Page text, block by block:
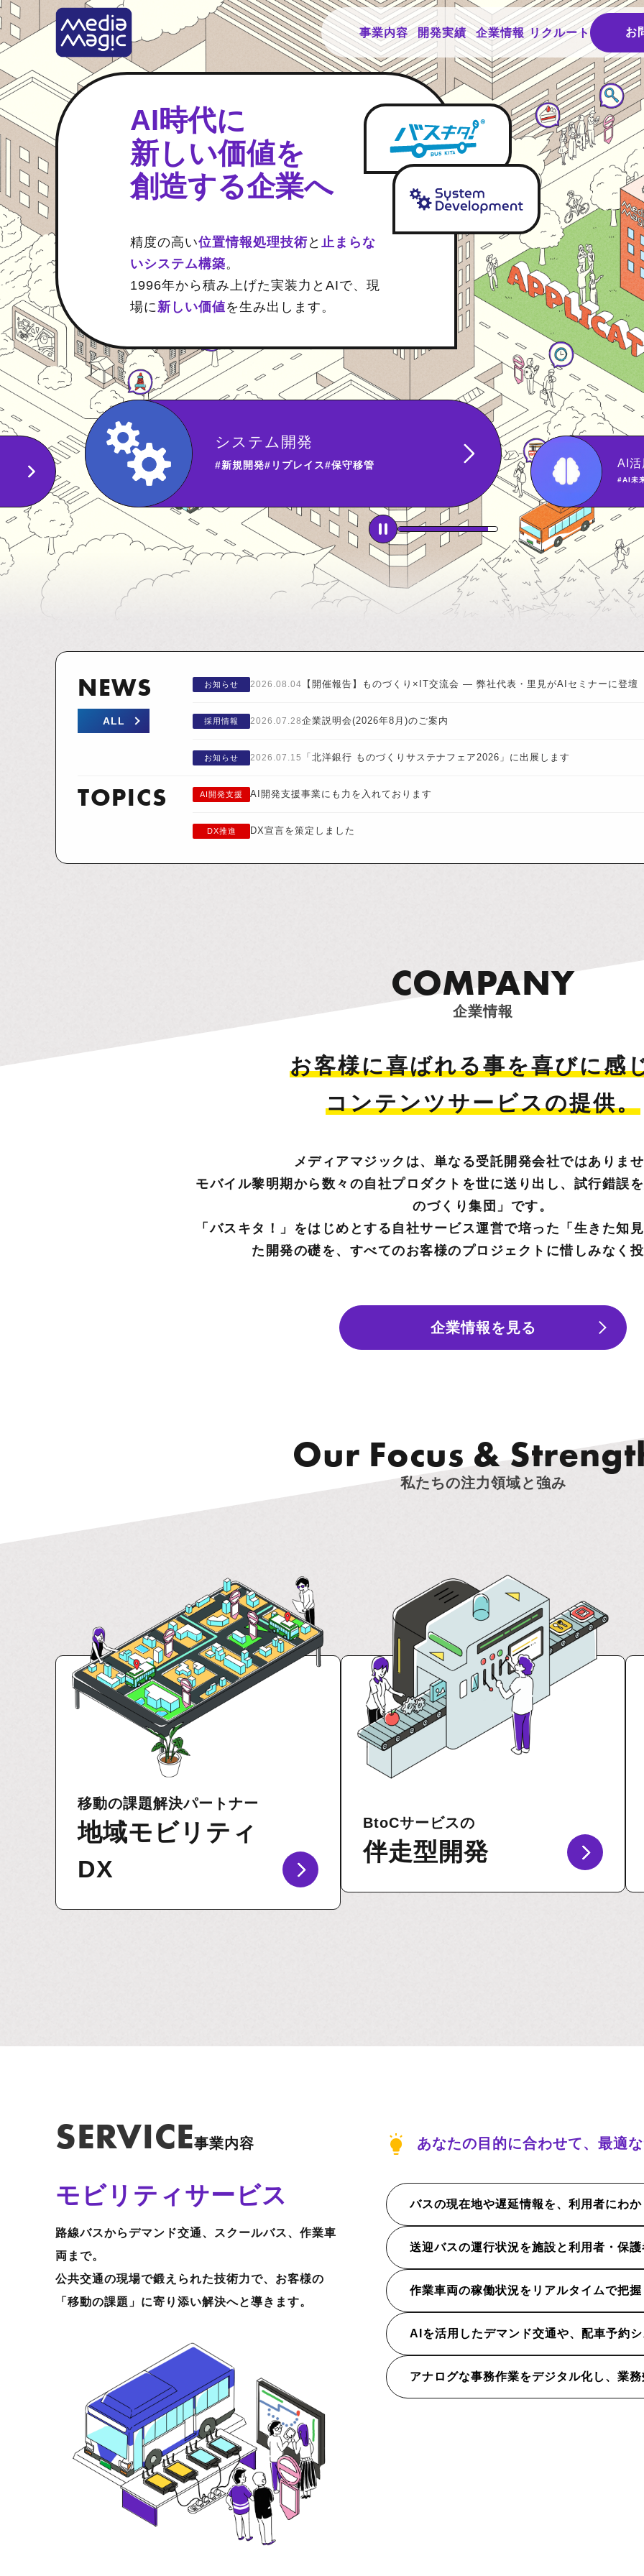
事業内容 開発実績 企業情報 リクルート お
AI時代に
新しい価値を
創造する企業へ
精度の高い位置情報処理技術と 止まらな
いシステム構築。
1996年から積み上げた実装力とAIで、現
場に新しい価値を生み出します。
AI活用支援
#AI未来共創室 VR
#VR-
NEWS
ALL
お知らせ 2026.08.04 【開催報告】ものづくり×IT交流会 ― 弊社代表・里見がAIセミナーに登壇
採用情報 2026.07.28企業説明会(2026年8月)のご案内
お知らせ 2026.07.15 「北洋銀行 ものづくりサステナフェア2026」に出展します
TOPICS AI開発支援 AI開発支援事業にも力を入れております
DX推進 DX宣言を策定しました
COMPANY
企業情報
お客様に喜ばれる事を喜びに感
コンテンツサービスの提供。
メディアマジックは、単なる受託開発会社ではありま
モバイル黎明期から数々の自社プロダクトを世に送り出し、試行錯誤
のづくり集団」です。
「バスキタ！」をはじめとする自社サービス運営で培った「生きた知
た開発の礎を、すべてのお客様のプロジェクトに惜しみなく
企業情報を見る
Our Focus &Strengt
私たちの注力領域と強み
移動の課題解決パートナー
地域モビリティ
DX
BtoCサービスの
伴走型開発
SERVICE事業内容 あなたの目的に合わせて、最適
モビリティサービス
路線バスからデマンド交通、スクールバス、作業車
両まで。
公共交通の現場で鍛えられた技術力で、お客様の
「移動の課題」に寄り添い解決へと導きます。
バスの現在地や遅延情報を、利用者にわ
送迎バスの運行状況を施設と利用者・保
作業車両の稼働状況をリアルタイムで把
AIを活用したデマンド交通や、配車予約
アナログな事務作業をデジタル化し、業